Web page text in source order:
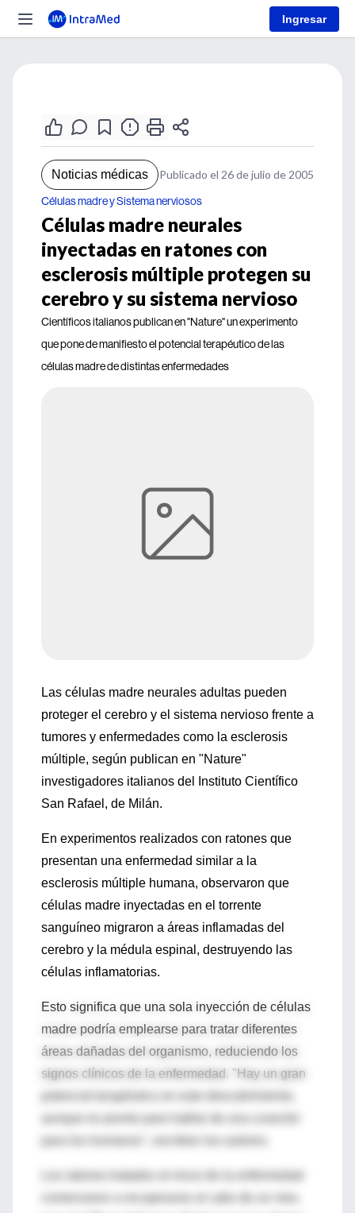
Ingresar
Noticias médicas Publicado el 26 de julio de 2005
Células madre y Sistema nerviosos
Células madre neurales
inyectadas en ratones con
esclerosis múltiple protegen su
cerebro y su sistema nervioso
Científicos italianos publican en "Nature" un experimento
que pone de manifiesto el potencial terapéutico de las
células madre de distintas enfermedades
Las células madre neurales adultas pueden
proteger el cerebro y el sistema nervioso frente a
tumores y enfermedades como la esclerosis
múltiple, según publican en "Nature"
investigadores italianos del Instituto Científico
San Rafael, de Milán.
En experimentos realizados con ratones que
presentan una enfermedad similar a la
esclerosis múltiple humana, observaron que
células madre inyectadas en el torrente
sanguíneo migraron a áreas inflamadas del
cerebro y la médula espinal, destruyendo las
células inflamatorias.
Esto significa que una sola inyección de células
madre podría emplearse para tratar diferentes
áreas dañadas del organismo, reduciendo los
signos clínicos de la enfermedad. "Hay un gran
potencial terapéutico en este descubrimiento,
aunque es pronto para hablar de una curación
comenzaron a recuperarse al cabo de un mes.